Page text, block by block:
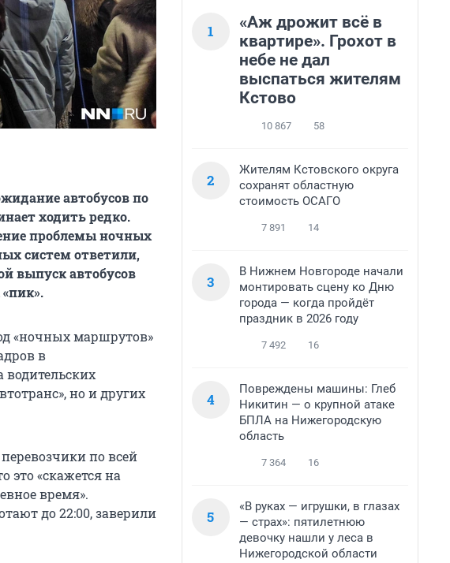
автобусов по
ходить редко.
проблемы ночных
систем ответили,
выпуск автобусов
«ночных маршрутов»
в
водительских
но и других
по всей
это «скажется на
время».
до 22:00, заверили
1
«Аж дрожит всё в
квартире». Грохот в
небе не дал
выспаться жителям
Кстово
10 867 58
2
Жителям Кстовского округа
сохранят областную
стоимость ОСАГО
7 891 14
3
В Нижнем Новгороде начали
монтировать сцену ко Дню
города — когда пройдёт
праздник в 2026 году
7 492 16
4
Повреждены машины: Глеб
Никитин — о крупной атаке
БПЛА на Нижегородскую
область
7 364 16
5
«В руках — игрушки, в глазах
— страх»: пятилетнюю
девочку нашли у леса в
Нижегородской области